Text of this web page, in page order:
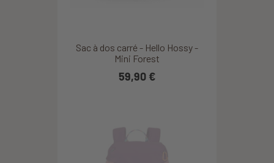
Sac à dos carré - Hello Hossy -
Mini Forest
59,90 €